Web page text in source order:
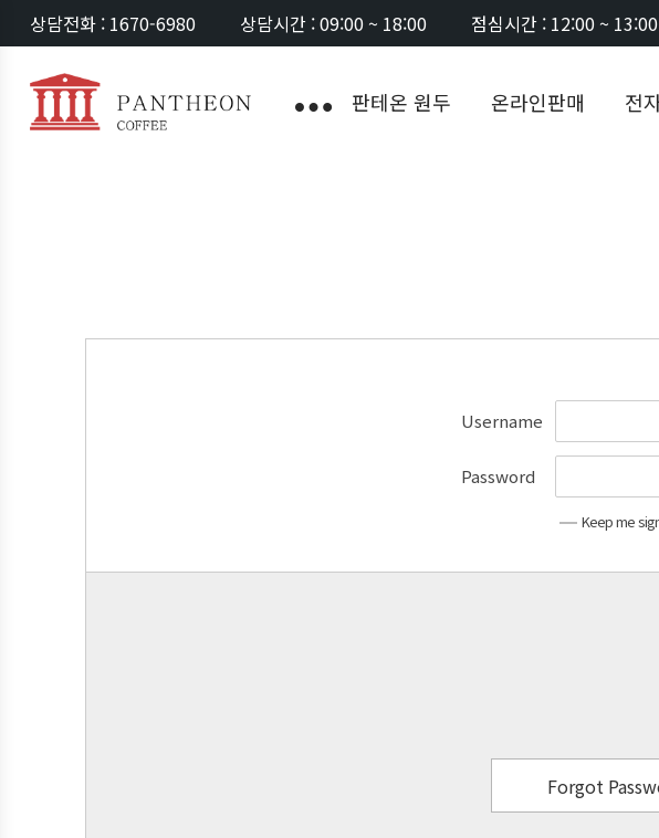
상담전화 : 1670-6980 상담시간 : 09:00 ~ 18:00 점심시간 : 12:00 ~ 13:00
판테온 원두 온라인판매 전
Username
Password
Keep me
Forgot